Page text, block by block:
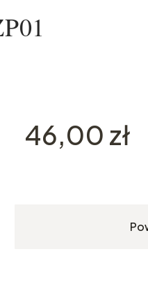
Cena
46,00 zł